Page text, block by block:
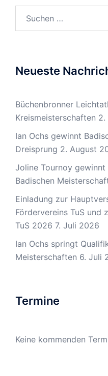
Neueste
Büchenbronner
Kreismeisterschaften 2.
Ian Ochs gewinnt
Dreisprung 2. August
Joline Tournoy
Badischen
Einladung zur
Fördervereins TuS und
TuS 2026 7. Juli 2026
Ian Ochs springt
Meisterschaften 6. Juli
Termine
Keine kommenden